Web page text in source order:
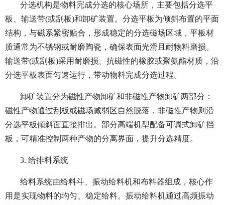
分选机构是物料完成分选的核心场所，主要包括分选平
板、输送带(或刮板)和卸矿装置。分选平板为倾斜布置的平面
结构，与磁系紧密贴合，形成稳定的分选磁场区域，平板材
质通常为不锈钢或耐磨陶瓷，确保表面光滑且耐物料磨损。
输送带(或刮板)采用耐磨损、抗磁性的橡胶或聚氨酯材质，沿
分选平板表面匀速运行，带动物料完成分选过程。
卸矿装置分为磁性产物卸矿和非磁性产物卸矿两部分：
磁性产物通过刮板或磁场减弱区自然脱落，非磁性产物则沿
分选平板倾斜面直接排出。部分高端机型配备可调式卸矿挡
板，可精准控制两种产物的分离界面，提升分选精度。
3. 给排料系统
给料系统由给料斗、振动给料机和布料器组成，核心作
用是实现物料的均匀、稳定给料。振动给料机通过高频振动